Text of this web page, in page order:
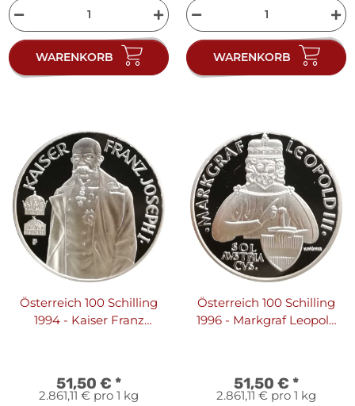
WARENKORB WARENKORB
Österreich 100 Schilling
1994 - Kaiser Franz
51,50 € *
2.861,11 € pro 1 kg
Österreich 100 Schilling
1996 - Markgraf Leopold
51,50 € *
2.861,11 € pro 1 kg